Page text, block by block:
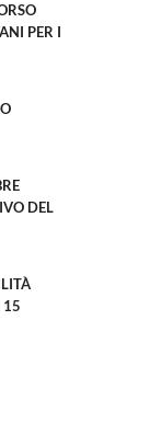
PER I
DEL
15